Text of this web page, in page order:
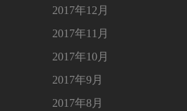
2017年12月
2017年11月
2017年10月
2017年9月
2017年8月